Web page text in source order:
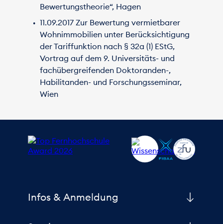
Bewertungstheorie“, Hagen
11.09.2017 Zur Bewertung vermietbarer
Wohnimmobilien unter Berücksichtigung
der Tariffunktion nach § 32a (1) EStG,
Vortrag auf dem 9. Universitäts- und
fachübergreifenden Doktoranden-,
Habilitanden- und Forschungsseminar,
Wien
Infos & Anmeldung